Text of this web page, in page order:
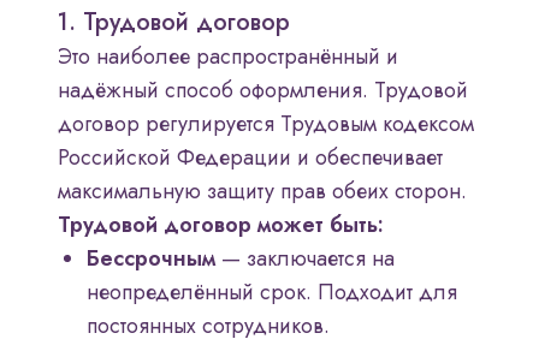
1. Трудовой договор
Это наиболее распространённый и
надёжный способ оформления. Трудовой
договор регулируется Трудовым кодексом
Российской Федерации и обеспечивает
максимальную защиту прав обеих сторон.
Трудовой договор может быть:
Бессрочным— заключается на
неопределённый срок. Подходит для
постоянных сотрудников.